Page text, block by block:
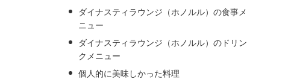
ダイナスティラウンジ（ホノルル）の食事メ
ニュー
ダイナスティラウンジ（ホノルル）のドリン
クメニュー
個人的に美味しかった料理